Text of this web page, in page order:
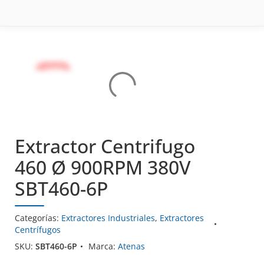
- 10%
Extractor Centrifugo
460 Ø 900RPM 380V
SBT460-6P
Categorías: Extractores Industriales, Extractores
Centrífugos
SKU: SBT460-6P Marca: Atenas